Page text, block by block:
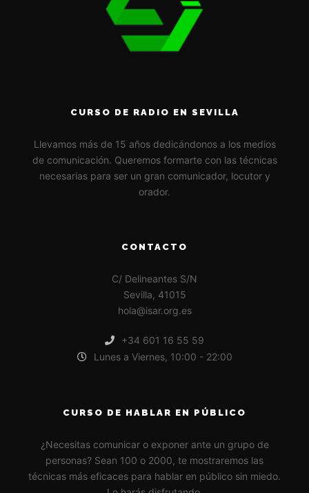
CURSO DE RADIO EN SEVILLA
Llevamos más de 15 años dedicándonos a los medios
de comunicación. Queremos formarte con las técnicas
necesarias para ser un gran comunicador, locutor y
orador.
CONTACTO
C/ Delineantes S/N
Sevilla, 41015
hola@isar.org.es
+34 601 16 55 59
Lunes a Viernes, 10:00 - 22:00
CURSO DE HABLAR EN PÚBLICO
¿Necesitas comunicar o exponer ante un grupo de
personas? Sean 100 o 2000, te mostraremos las
técnicas más eficaces para hablar en público sin miedo.